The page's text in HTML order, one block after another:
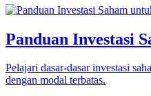
Panduan Investasi
Pelajari dasar-dasar investasi
dengan modal terbatas.